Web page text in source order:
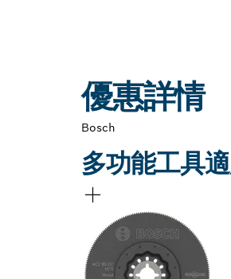
優惠詳情
Bosch
多功能工具